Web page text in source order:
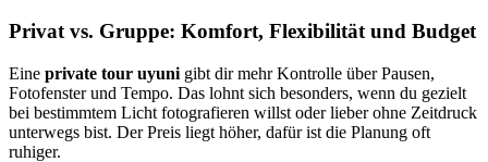
Privat vs. Gruppe: Komfort, Flexibilität und Budget
Eine private tour uyuni gibt dir mehr Kontrolle über Pausen,
Fotofenster und Tempo. Das lohnt sich besonders, wenn du gezielt
bei bestimmtem Licht fotografieren willst oder lieber ohne Zeitdruck
unterwegs bist. Der Preis liegt höher, dafür ist die Planung oft
ruhiger.